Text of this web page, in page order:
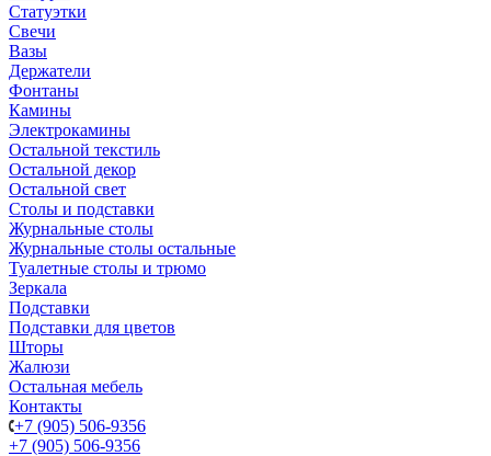
Статуэтки
Свечи
Вазы
Держатели
Фонтаны
Камины
Электрокамины
Остальной текстиль
Остальной декор
Остальной свет
Столы и подставки
Журнальные столы
Журнальные столы остальные
Туалетные столы и трюмо
Зеркала
Подставки
Подставки для цветов
Шторы
Жалюзи
Остальная мебель
Контакты
+7 (905) 506-9356
+7 (905) 506-9356